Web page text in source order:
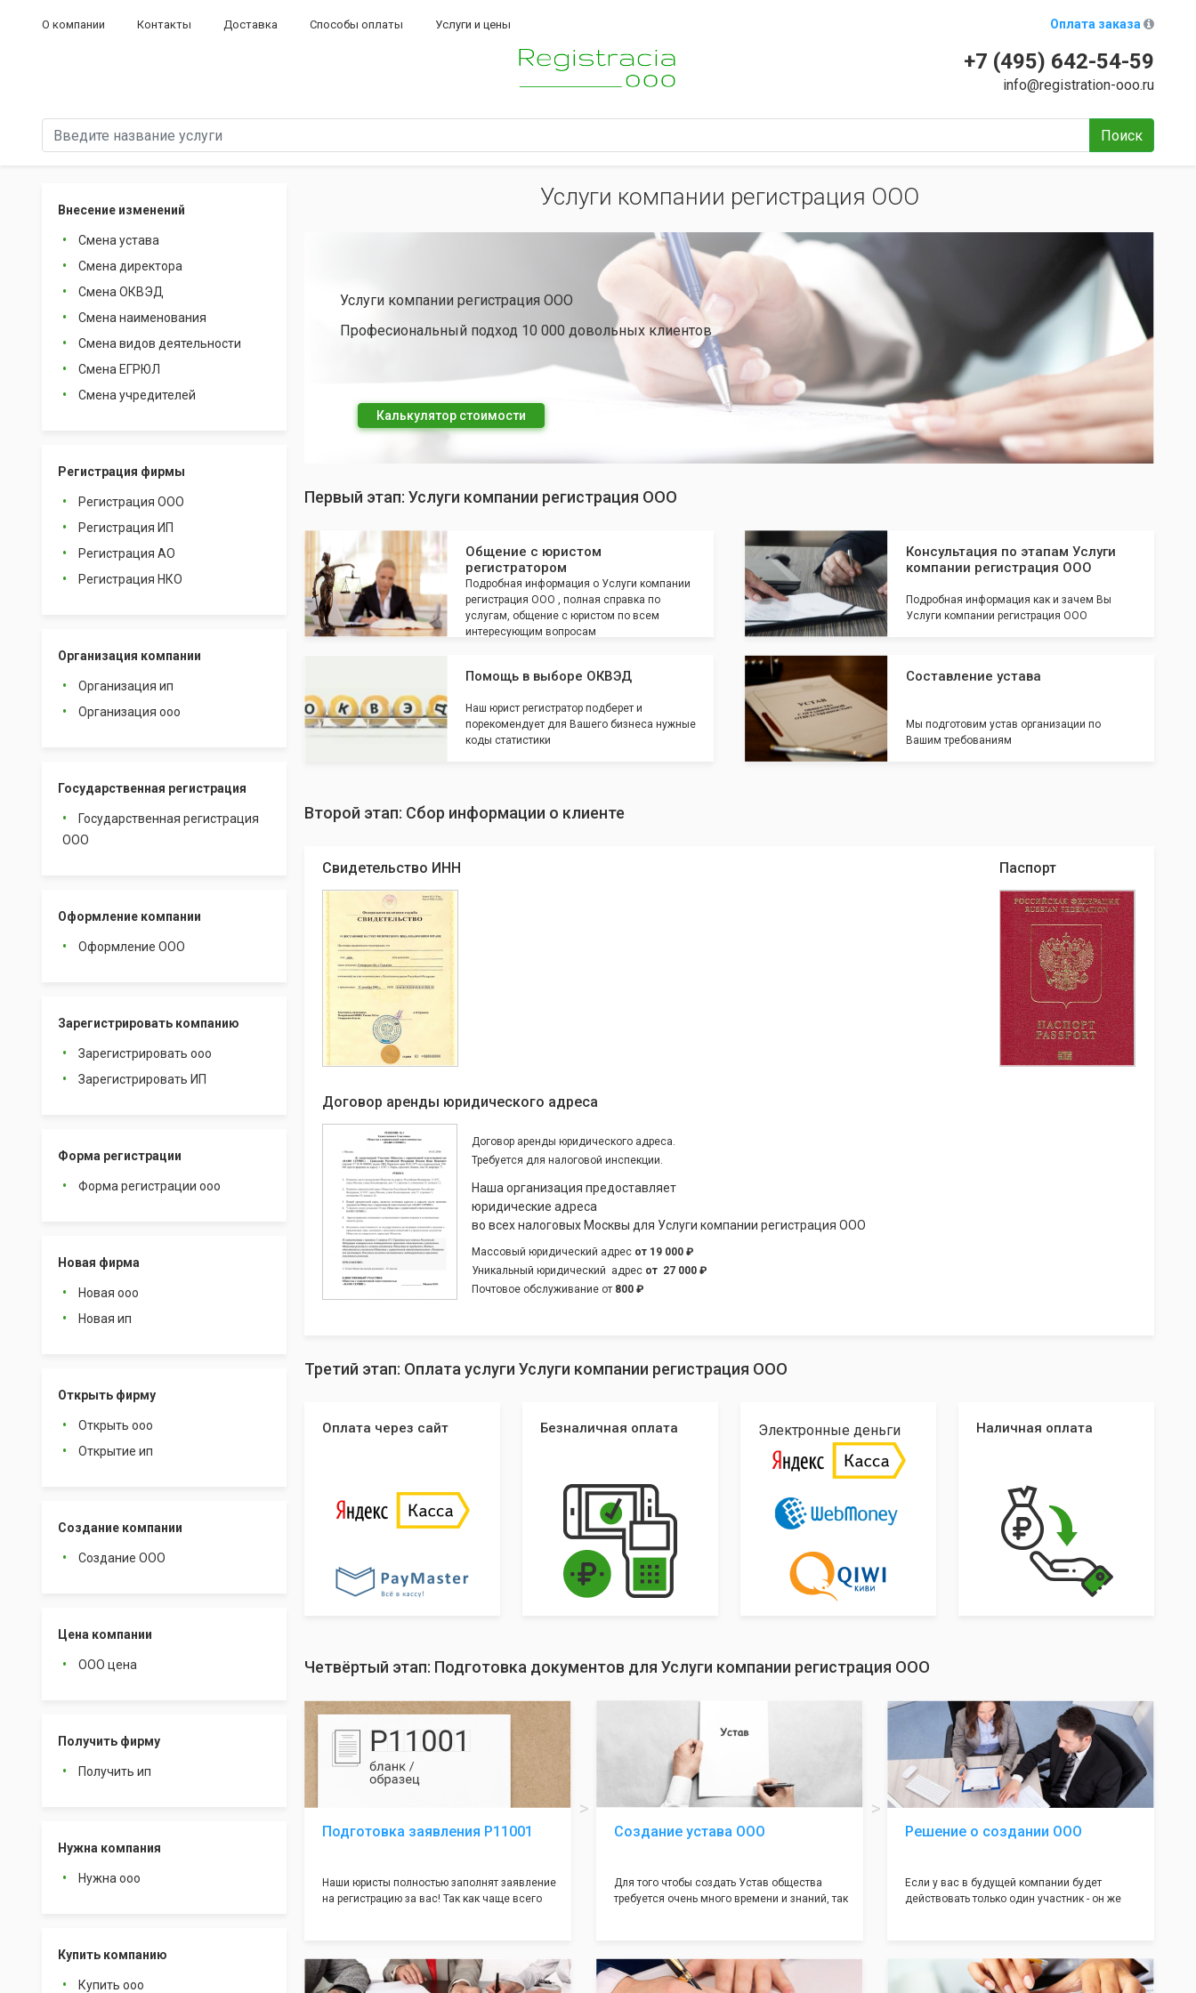
О компании Контакты Доставка Способы оплаты Услуги и цены Оплата заказа
+7 (495) 642-54-59
info@registration-ooo.ru
Поиск
Внесение изменений
Смена устава
Смена директора
Смена ОКВЭД
Смена наименования
Смена видов деятельности
Смена ЕГРЮЛ
Смена учредителей
Регистрация фирмы
Регистрация ООО
Регистрация ИП
Регистрация АО
Регистрация НКО
Организация компании
Организация ип
Организация ооо
Государственная регистрация
Государственная регистрация
ООО
Оформление компании
Оформление ООО
Зарегистрировать компанию
Зарегистрировать ооо
Зарегистрировать ИП
Форма регистрации
Форма регистрации ооо
Новая фирма
Новая ооо
Новая ип
Открыть фирму
Открыть ооо
Открытие ип
Создание компании
Создание ООО
Цена компании
ООО цена
Получить фирму
Получить ип
Нужна компания
Нужна ооо
Купить компанию
Купить ооо
Услуги компании регистрация ООО
Услуги компании регистрация ООО
Професиональный подход 10 000 довольных клиентов
Калькулятор стоимости
Первый этап: Услуги компании регистрация ООО
Общение с юристом
регистратором
Подробная информация о Услуги компании
регистрация ООО , полная справка по
услугам, общение с юристом по всем
интересующим вопросам
Консультация по этапам Услуги
компании регистрация ООО
Подробная информация как и зачем Вы
Услуги компании регистрация ООО
Помощь в выборе ОКВЭД
Наш юрист регистратор подберет и
порекомендует для Вашего бизнеса нужные
коды статистики
Составление устава
Мы подготовим устав организации по
Вашим требованиям
Второй этап: Сбор информации о клиенте
Свидетельство ИНН Паспорт
Договор аренды юридического адреса
Договор аренды юридического адреса.
Требуется для налоговой инспекции.
Наша организация предоставляет
юридические адреса
во всех налоговых Москвы для Услуги компании регистрация ООО
Массовый юридический адрес от 19 000 ₽
Уникальный юридический адрес от 27 000 ₽
Почтовое обслуживание от 800 ₽
Третий этап: Оплата услуги Услуги компании регистрация ООО
Оплата через сайт Безналичная оплата Электронные деньги Наличная оплата
Четвёртый этап: Подготовка документов для Услуги компании регистрация ООО
Подготовка заявления Р11001
Наши юристы полностью заполнят заявление
на регистрацию за вас! Так как чаще всего
большая часть отказов - наши юристы с
многолетним опытом работы возьмут всё
Создание устава ООО
Для того чтобы создать Устав общества
требуется очень много времени и знаний, так
Наша компания предоставит вам свой
уникальный Устав Общества, который
Решение о создании ООО
Если у вас в будущей компании будет
действовать только один участник - он же
грамотно составят данное заявление, а Вам
нужно будет только поставить подпись на